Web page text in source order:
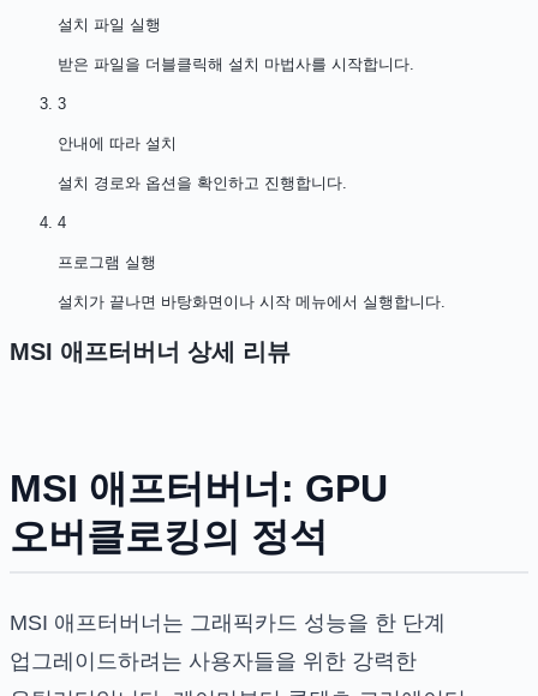
설치 파일 실행
받은 파일을 더블클릭해 설치 마법사를 시작합니다.
3
안내에 따라 설치
설치 경로와 옵션을 확인하고 진행합니다.
4
프로그램 실행
설치가 끝나면 바탕화면이나 시작 메뉴에서 실행합니다.
MSI 애프터버너 상세 리뷰
MSI 애프터버너: GPU
오버클로킹의 정석
MSI 애프터버너는 그래픽카드 성능을 한 단계
업그레이드하려는 사용자들을 위한 강력한